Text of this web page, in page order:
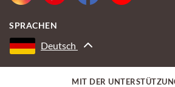
SPRACHEN
Deutsch
MIT DER